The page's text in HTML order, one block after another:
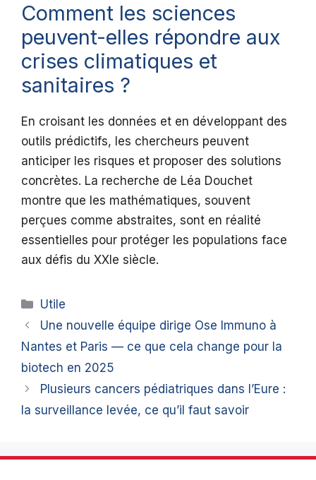
Comment les sciences
peuvent-elles répondre aux
crises climatiques et
sanitaires ?
En croisant les données et en développant des
outils prédictifs, les chercheurs peuvent
anticiper les risques et proposer des solutions
concrètes. La recherche de Léa Douchet
montre que les mathématiques, souvent
perçues comme abstraites, sont en réalité
essentielles pour protéger les populations face
aux défis du XXIe siècle.
Catégories
Utile
Une nouvelle équipe dirige Ose Immuno à
Nantes et Paris — ce que cela change pour la
biotech en 2025
Plusieurs cancers pédiatriques dans l’Eure :
la surveillance levée, ce qu’il faut savoir